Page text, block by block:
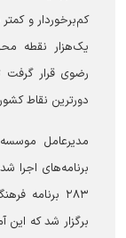
کم‌برخوردار و
یک‌هزار نقطه
رضوی قرار
دورترین نقاط
مدیرعامل
۲۸۳
برگزار شد که این